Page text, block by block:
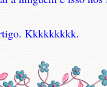
Kkkkkkkkk.